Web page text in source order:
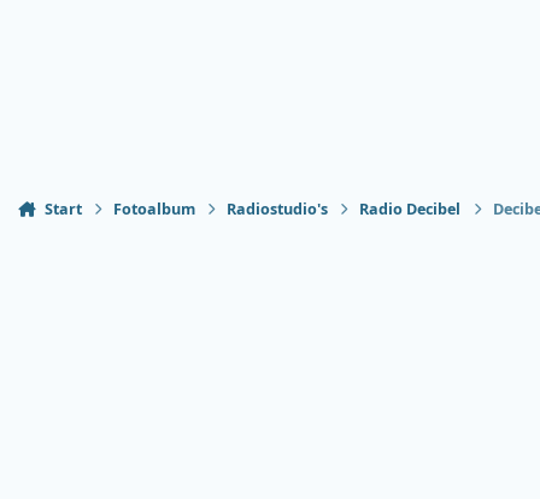
Start Fotoalbum Radiostudio's Radio Decibel